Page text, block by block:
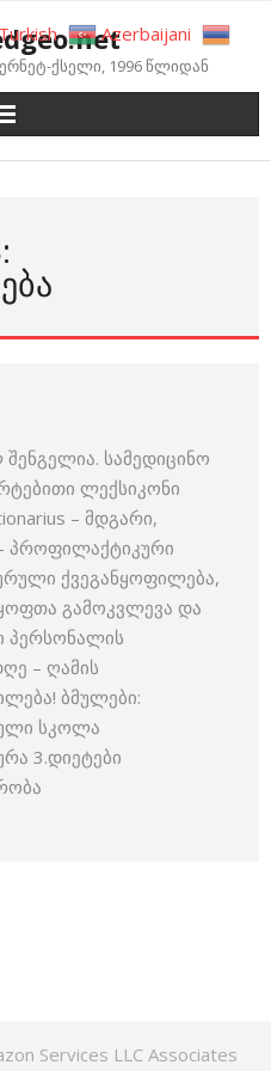
ქსელი, 1996 წლიდან
სამედიცინო
ლექსიკონი
– მდგარი,
პროფილაქტიკური
ქვეგანყოფილება,
გამოკვლევა და
პერსონალის
– ღამის
ბმულები:
სკოლა
3.დიეტები
Services LLC Associates
Azerbaijani